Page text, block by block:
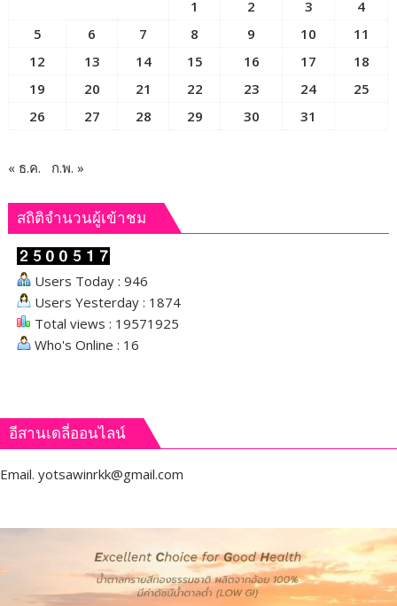
1
2 3
4
5
6 7 8 9 10
11
12
13 14 15 16 17
18
19
20 21 22 23 24
25
26
27 28 29 30 31
« ธ.ค. ก.พ. »
สถิติจำนวนผู้เข้าชม
Users Today : 946
Users Yesterday : 1874
Total views : 19571925
Who's Online : 16
อีสานเดลี่ออนไลน์
Email. yotsawinrkk@gmail.com